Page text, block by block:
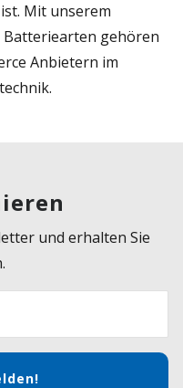
Mit unserem
Batteriearten gehören
Anbietern im
und erhalten Sie